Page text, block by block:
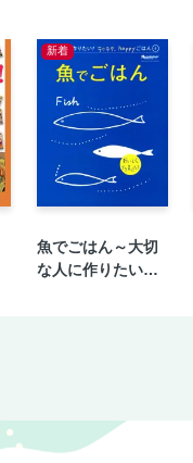
新着
魚でごはん～大切
な人に作りたい！